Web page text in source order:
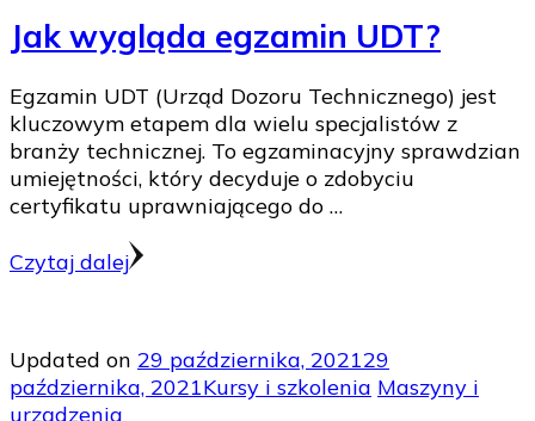
Jak wygląda egzamin UDT?
Egzamin UDT (Urząd Dozoru Technicznego) jest
kluczowym etapem dla wielu specjalistów z
branży technicznej. To egzaminacyjny sprawdzian
umiejętności, który decyduje o zdobyciu
certyfikatu uprawniającego do …
Czytaj dalej
Updated on 29 października, 202129
października, 2021Kursy i szkolenia Maszyny i
urządzenia